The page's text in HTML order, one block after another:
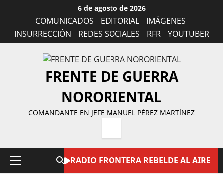
contenido
6 de agosto de 2026
COMUNICADOS EDITORIAL
IMÁGENES
INSURRECCIÓN
REDES SOCIALES RFR YOUTUBER
FRENTE DE GUERRA
NORORIENTAL
COMANDANTE EN JEFE MANUEL PÉREZ MARTÍNEZ
Menú
RADIO FRONTERA REBELDE AL AIRE